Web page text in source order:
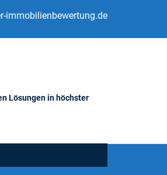
immobilienbewertung.de
Lösungen in höchster